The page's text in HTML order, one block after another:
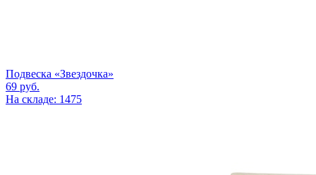
Подвеска «Звездочка»
69 руб.
На складе: 1475